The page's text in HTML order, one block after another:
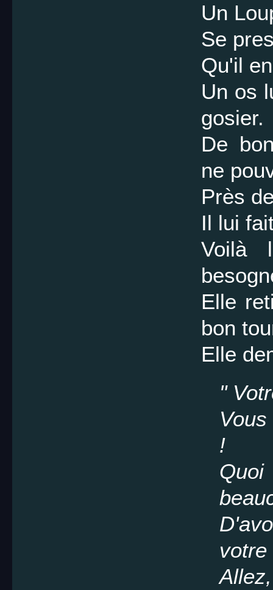
Un
Se
Qu'il
Un os
gosier.
De
ne
Près
Il lui
Voilà
Elle
bon
Elle
"
!
votre